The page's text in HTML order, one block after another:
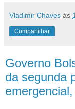
Vladimir Chaves às
Compartilhar
Governo
da segunda